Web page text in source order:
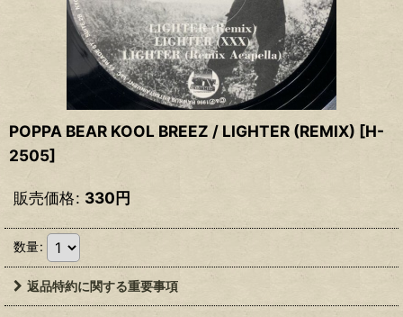
POPPA BEAR KOOL BREEZ / LIGHTER (REMIX) [H-
2505]
販売価格: 330円
数量:
返品特約に関する重要事項